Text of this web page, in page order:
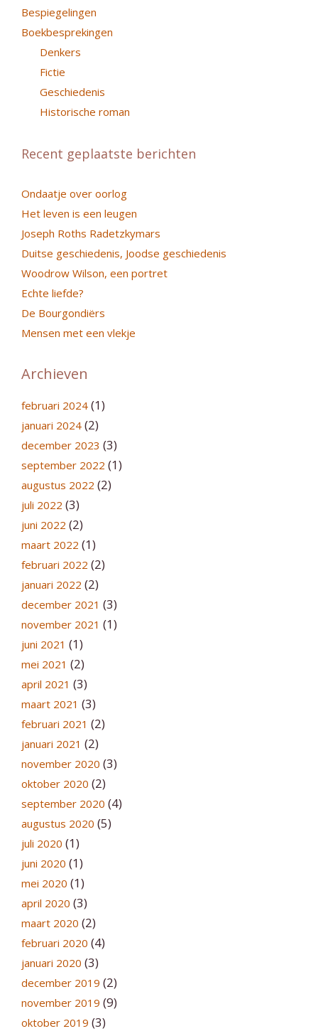
Bespiegelingen
Boekbesprekingen
Denkers
Fictie
Geschiedenis
Historische roman
Recent geplaatste berichten
Ondaatje over oorlog
Het leven is een leugen
Joseph Roths Radetzkymars
Duitse geschiedenis, Joodse geschiedenis
Woodrow Wilson, een portret
Echte liefde?
De Bourgondiërs
Mensen met een vlekje
Archieven
februari 2024 (1)
januari 2024 (2)
december 2023 (3)
september 2022 (1)
augustus 2022 (2)
juli 2022 (3)
juni 2022 (2)
maart 2022 (1)
februari 2022 (2)
januari 2022 (2)
december 2021 (3)
november 2021 (1)
juni 2021 (1)
mei 2021 (2)
april 2021 (3)
maart 2021 (3)
februari 2021 (2)
januari 2021 (2)
november 2020 (3)
oktober 2020 (2)
september 2020 (4)
augustus 2020 (5)
juli 2020 (1)
juni 2020 (1)
mei 2020 (1)
april 2020 (3)
maart 2020 (2)
februari 2020 (4)
januari 2020 (3)
december 2019 (2)
november 2019 (9)
oktober 2019 (3)